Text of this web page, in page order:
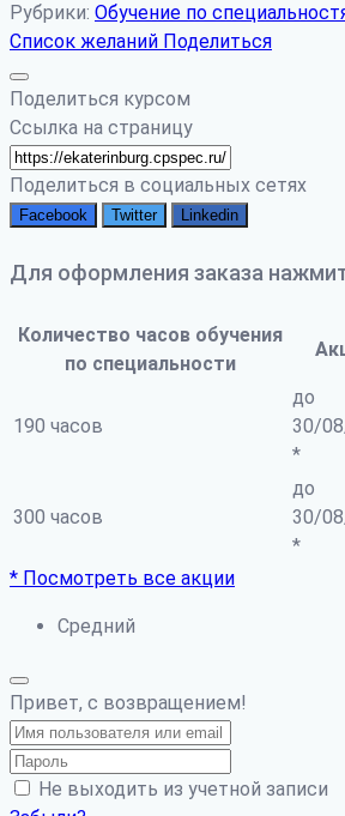
Рубрики: Обучение по
Список желаний Поделиться
Поделиться курсом
Ссылка на страницу
Поделиться в социальных сетях
Facebook Twitter Linkedin
Для оформления заказа
Количество часов обучения
по специальности
190 часов
до
30/
*
300 часов
до
30/
*
* Посмотреть все акции
Средний
Привет, с возвращением!
Не выходить из учетной записи